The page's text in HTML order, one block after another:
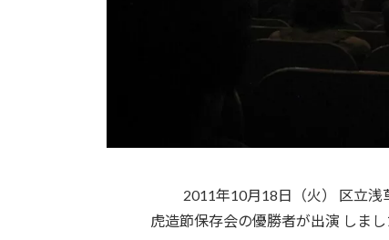
2011年10月18日（火） 区立
虎造節保存会の優勝者が出演 しま